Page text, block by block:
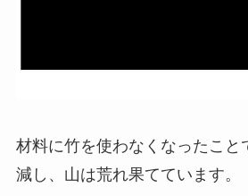
材料に竹を使わなくなったこと
減し、山は荒れ果てています。